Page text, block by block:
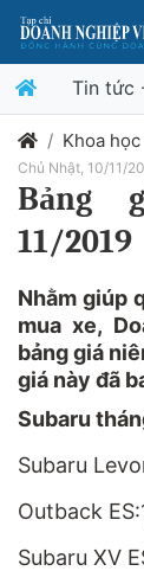
Tin tức
Khoa
Chủ Nhật, 10/11/
Bảng
11/2019
Nhằm giúp
mua xe,
bảng giá
giá này đã
Subaru
Subaru
Outback
Subaru XV